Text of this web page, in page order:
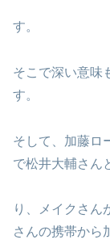
す。
そこで深い意味
す。
そして、加藤ロ
で松井大輔さん
り、メイクさん
さんの携帯から